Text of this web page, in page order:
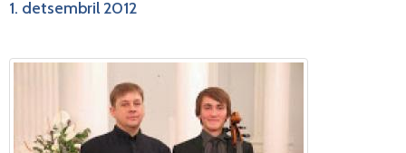
1. detsembril 2012